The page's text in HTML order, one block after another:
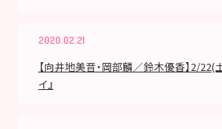
2020.02.21
【向井地美音・岡部麟／鈴木優香】2/22(
イ』